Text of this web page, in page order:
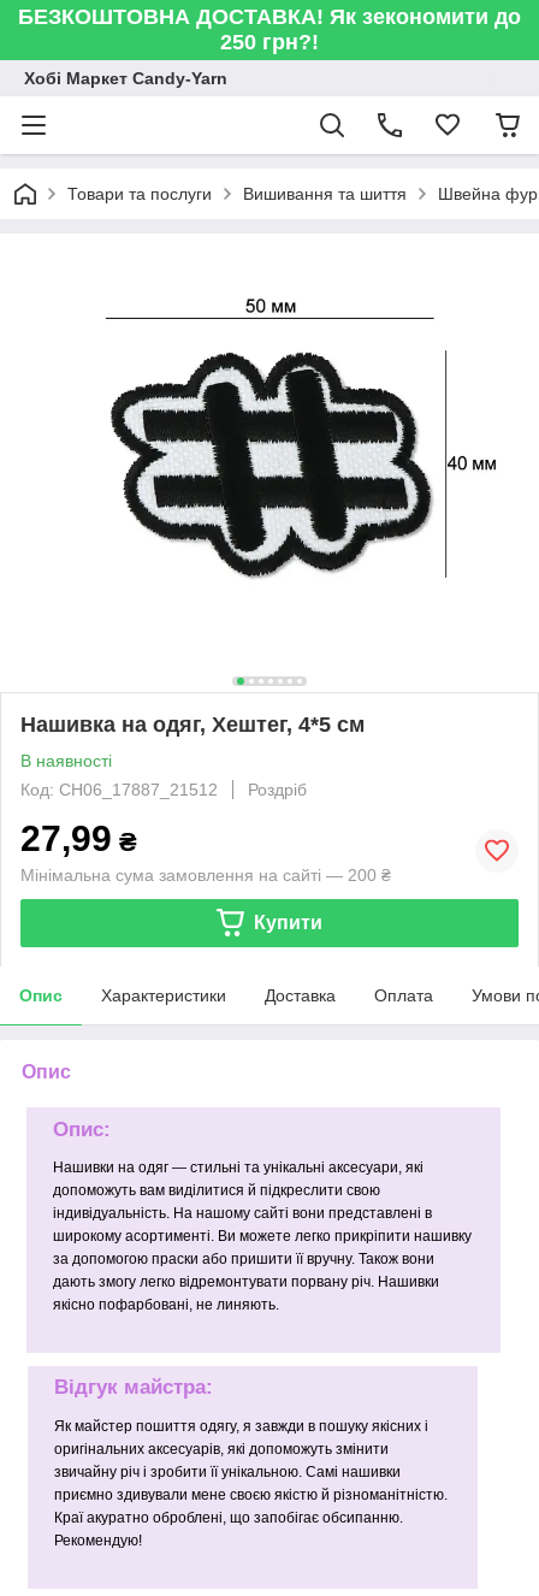
БЕЗКОШТОВНА ДОСТАВКА! Як зекономити до
250 грн?!
Хобі Маркет Candy-Yarn
Товари та послуги Вишивання та шиття Швейна
Нашивка на одяг, Хештег, 4*5 см
В наявності
Код: CH06_17887_21512
Роздріб
27,99 ₴
Мінімальна сума замовлення на сайті — 200 ₴
Купити
Опис Характеристики Доставка Оплата Умови
Опис
Опис:
Нашивки на одяг — стильні та унікальні аксесуари, які
допоможуть вам виділитися й підкреслити свою
індивідуальність. На нашому сайті вони представлені в
широкому асортименті. Ви можете легко прикріпити нашивку
за допомогою праски або пришити її вручну. Також вони
дають змогу легко відремонтувати порвану річ. Нашивки
якісно пофарбовані, не линяють.
Відгук майстра:
Як майстер пошиття одягу, я завжди в пошуку якісних і
оригінальних аксесуарів, які допоможуть змінити
звичайну річ і зробити її унікальною. Самі нашивки
приємно здивували мене своєю якістю й різноманітністю.
Краї акуратно оброблені, що запобігає обсипанню.
Рекомендую!